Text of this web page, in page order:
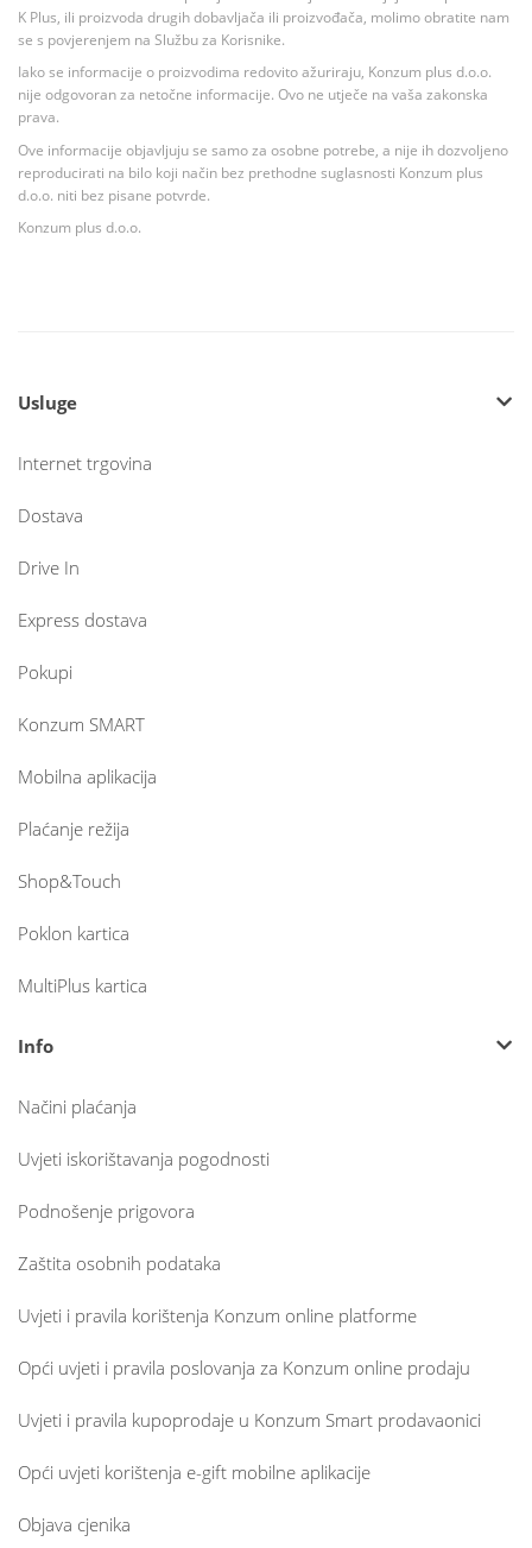
K Plus, ili proizvoda drugih dobavljača ili proizvođača, molimo obratite nam
se s povjerenjem na Službu za Korisnike.
Iako se informacije o proizvodima redovito ažuriraju, Konzum plus d.o.o.
nije odgovoran za netočne informacije. Ovo ne utječe na vaša zakonska
prava.
Ove informacije objavljuju se samo za osobne potrebe, a nije ih dozvoljeno
reproducirati na bilo koji način bez prethodne suglasnosti Konzum plus
d.o.o. niti bez pisane potvrde.
Konzum plus d.o.o.
Usluge
Internet trgovina
Dostava
Drive In
Express dostava
Pokupi
Konzum SMART
Mobilna aplikacija
Plaćanje režija
Shop&Touch
Poklon kartica
MultiPlus kartica
Info
Načini plaćanja
Uvjeti iskorištavanja pogodnosti
Podnošenje prigovora
Zaštita osobnih podataka
Uvjeti i pravila korištenja Konzum online platforme
Opći uvjeti i pravila poslovanja za Konzum online prodaju
Uvjeti i pravila kupoprodaje u Konzum Smart prodavaonici
Opći uvjeti korištenja e-gift mobilne aplikacije
Objava cjenika